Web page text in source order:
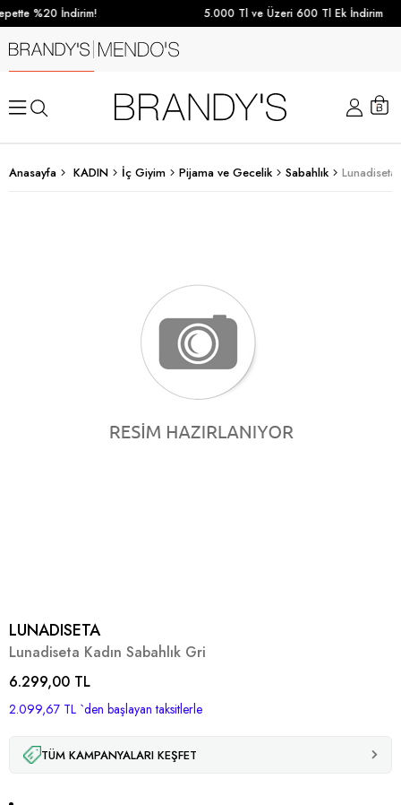
%20 İndirim! 5.000 Tl ve Üzeri 600 Tl Ek İndirim
Anasayfa KADIN İç Giyim Pijama ve Gecelik Sabahlık Lunadiseta
LUNADISETA
Lunadiseta Kadın Sabahlık Gri
6.299,00 TL
2.099,67 TL `den başlayan taksitlerle
TÜM KAMPANYALARI KEŞFET